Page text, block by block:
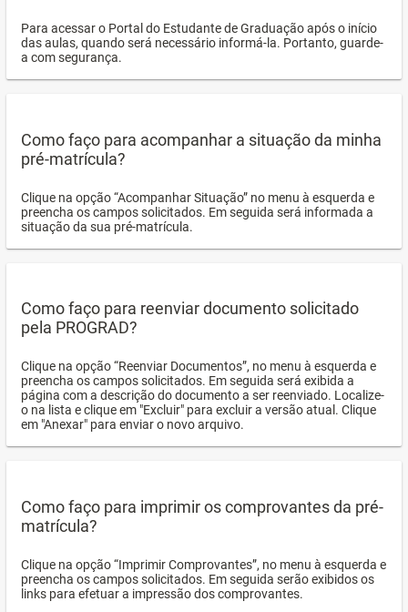
Para acessar o Portal do Estudante de Graduação após o início
das aulas, quando será necessário informá-la. Portanto, guarde-
a com segurança.
Como faço para acompanhar a situação da minha
pré-matrícula?
Clique na opção “Acompanhar Situação” no menu à esquerda e
preencha os campos solicitados. Em seguida será informada a
situação da sua pré-matrícula.
Como faço para reenviar documento solicitado
pela PROGRAD?
Clique na opção “Reenviar Documentos”, no menu à esquerda e
preencha os campos solicitados. Em seguida será exibida a
página com a descrição do documento a ser reenviado. Localize-
o na lista e clique em "Excluir" para excluir a versão atual. Clique
em "Anexar" para enviar o novo arquivo.
Como faço para imprimir os comprovantes da pré-
matrícula?
Clique na opção “Imprimir Comprovantes”, no menu à esquerda e
preencha os campos solicitados. Em seguida serão exibidos os
links para efetuar a impressão dos comprovantes.